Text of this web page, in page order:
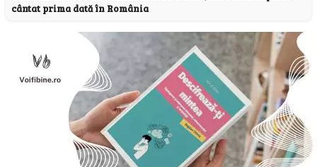
cântat prima dată în România